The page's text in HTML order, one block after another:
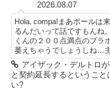
2026.08.07
Hola, compa!まあポールは
るんだいって話ですもんね
くんの２００点満点のブラ
萎えちゃうでしょうしね…
アイザック・デルトロ
と契約延長するというこ
い?